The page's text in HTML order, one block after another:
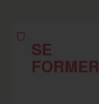
SE
FORMER